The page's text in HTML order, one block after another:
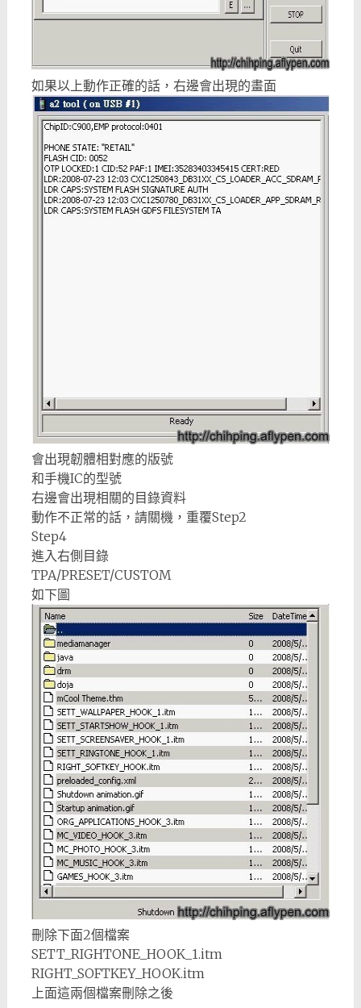
如果以上動作正確的話，右邊會出現的畫面
會出現韌體相對應的版號
和手機IC的型號
右邊會出現相關的目錄資料
動作不正常的話，請關機，重覆Step2
Step4
進入右側目錄
TPA/PRESET/CUSTOM
如下圖
刪除下面2個檔案
SETT_RIGHTONE_HOOK_1.itm
RIGHT_SOFTKEY_HOOK.itm
上面這兩個檔案刪除之後